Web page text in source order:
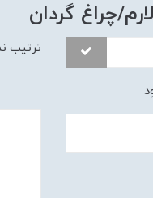
چراغ گردان
ترتیب